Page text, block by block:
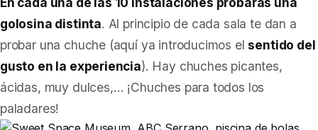
golosina distinta. Al principio de cada sala te dan a
probar una chuche (aquí ya introducimos elsentido del
gusto en la experiencia). Hay chuches picantes,
ácidas, muy dulces,… ¡Chuches para todos los
paladares!